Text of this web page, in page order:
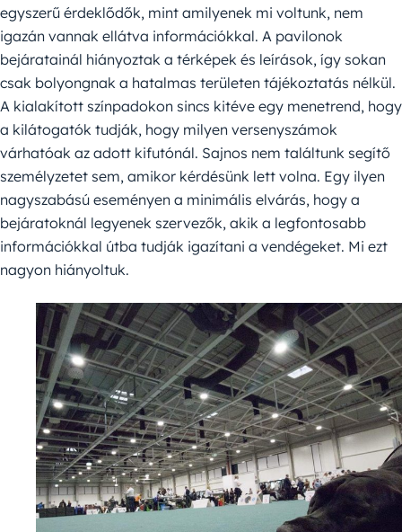
egyszerű érdeklődők, mint amilyenek mi voltunk, nem
igazán vannak ellátva információkkal. A pavilonok
bejáratainál hiányoztak a térképek és leírások, így sokan
csak bolyongnak a hatalmas területen tájékoztatás nélkül.
A kialakított színpadokon sincs kitéve egy menetrend, hogy
a kilátogatók tudják, hogy milyen versenyszámok
várhatóak az adott kifutónál. Sajnos nem találtunk segítő
személyzetet sem, amikor kérdésünk lett volna. Egy ilyen
nagyszabású eseményen a minimális elvárás, hogy a
bejáratoknál legyenek szervezők, akik a legfontosabb
információkkal útba tudják igazítani a vendégeket. Mi ezt
nagyon hiányoltuk.